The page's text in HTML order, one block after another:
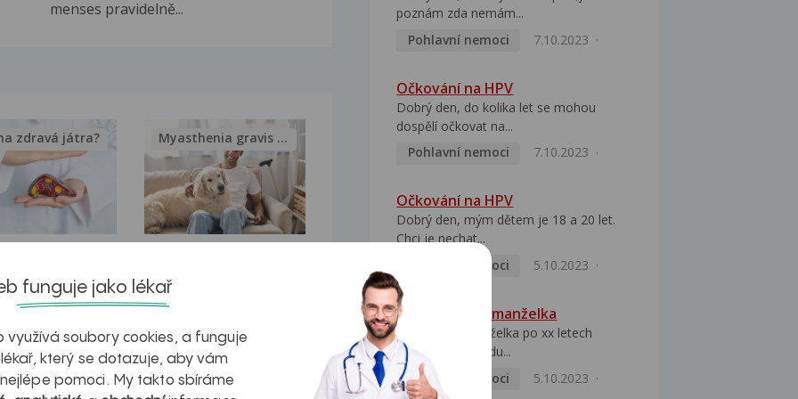
menses pravidelně...
v datech a
zdravá játra?
léčba
myastenie –
naděje pro ty,
Myasthenia gravis – vše, co...
poznám zda nemám...
Pohlavní nemoci
7.10.2023
Očkování na HPV
Dobrý den, do kolika let se mohou
dospělí očkovat na...
Pohlavní nemoci
7.10.2023
Očkování na HPV
Dobrý den, mým dětem je 18 a 20 let.
Chci je nechat...
Pohlavní nemoci
5.10.2023
HPV pozitivní manželka
Dobrý den, manželka po xx letech
přivezla z Východu...
Pohlavní nemoci
5.10.2023
funguje jako lékař
využívá soubory cookies, a funguje
který se dotazuje, aby vám
pomoci. My takto sbíráme